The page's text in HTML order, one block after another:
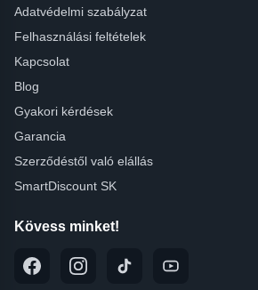
Adatvédelmi szabályzat
Felhasználási feltételek
Kapcsolat
Blog
Gyakori kérdések
Garancia
Szerződéstől való elállás
SmartDiscount SK
Kövess minket!